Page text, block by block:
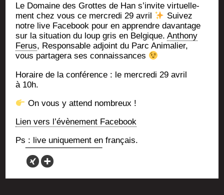
Le Domaine des Grottes de Han s’in­vite vir­tuel­le­
ment chez vous ce mer­cre­di 29 avril
Sui­vez
notre live Face­book pour en apprendre davan­tage
sur la situa­tion du loup gris en Bel­gique.Antho­ny
Ferus, Res­pon­sable adjoint du Parc Ani­ma­lier,
vous par­ta­ge­ra ses connaissances
Horaire de la confé­rence : le mer­cre­di 29 avril
à 10h.
On vous y attend nombreux !
Lien vers l’é­vè­ne­ment Facebook
Ps : live uni­que­ment en français.